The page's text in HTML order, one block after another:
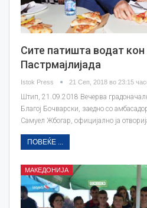
Сите патишта водат
Пастрмајлијада
Istok Press 21 Сеп, 2018 во 23:15
Штип, 21.09.2018 Вечерва
Благој Бочварски, заедно со
Самуел Жбогар, официјално ја
ПОВЕЌЕ ...
МАКЕДОНИЈА